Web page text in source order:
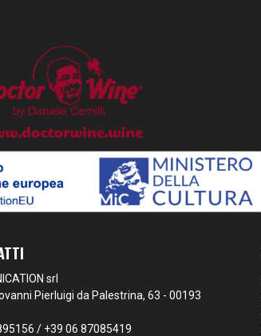
srl
Pierluigi da Palestrina, 63 - 00193
/ +39 06 87085419